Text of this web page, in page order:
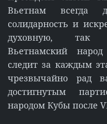
Вьетнам всегда
солидарность и
духовную, так
Вьетнамский
следит за каждым
чрезвычайно рад
достигнутым
народом Кубы после